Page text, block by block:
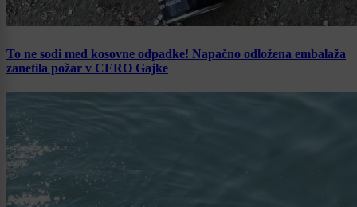
To ne sodi med kosovne odpadke! Napačno odložena embalaža
zanetila požar v CERO Gajke